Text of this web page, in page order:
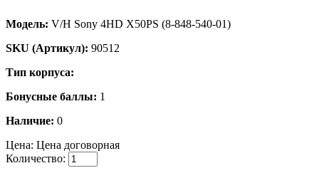
Модель: V/H Sony 4HD X50PS (8-848-540-01)
SKU (Артикул): 90512
Тип корпуса:
Бонусные баллы: 1
Наличие: 0
Цена: Цена договорная
Количество: